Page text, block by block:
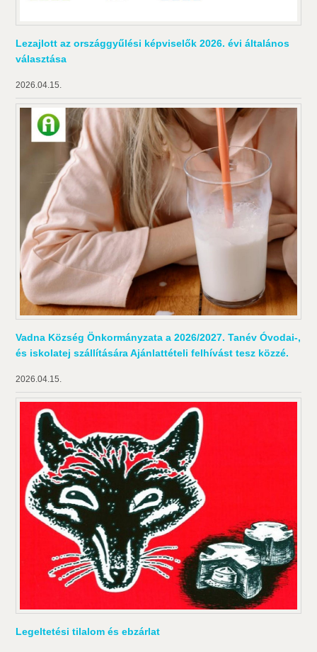
Lezajlott az országgyűlési képviselők 2026. évi általános
választása
2026.04.15.
Vadna Község Önkormányzata a 2026/2027. Tanév Óvodai-,
és iskolatej szállítására Ajánlattételi felhívást tesz közzé.
2026.04.15.
Legeltetési tilalom és ebzárlat